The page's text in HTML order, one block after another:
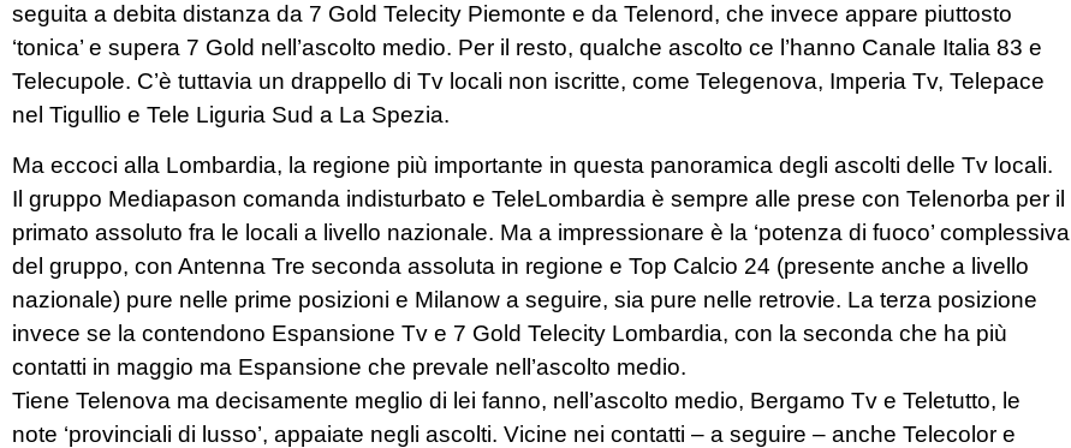
seguita a debita distanza da 7 Gold Telecity Piemonte e da Telenord, che invece appare piuttosto
‘tonica’ e supera 7 Gold nell’ascolto medio. Per il resto, qualche ascolto ce l’hanno Canale Italia 83 e
Telecupole. C’è tuttavia un drappello di Tv locali non iscritte, come Telegenova, Imperia Tv, Telepace
nel Tigullio e Tele Liguria Sud a La Spezia.
Ma eccoci alla Lombardia, la regione più importante in questa panoramica degli ascolti delle Tv locali.
Il gruppo Mediapason comanda indisturbato e TeleLombardia è sempre alle prese con Telenorba per il
primato assoluto fra le locali a livello nazionale. Ma a impressionare è la ‘potenza di fuoco’ complessiva
del gruppo, con Antenna Tre seconda assoluta in regione e Top Calcio 24 (presente anche a livello
nazionale) pure nelle prime posizioni e Milanow a seguire, sia pure nelle retrovie. La terza posizione
invece se la contendono Espansione Tv e 7 Gold Telecity Lombardia, con la seconda che ha più
contatti in maggio ma Espansione che prevale nell’ascolto medio.
Tiene Telenova ma decisamente meglio di lei fanno, nell’ascolto medio, Bergamo Tv e Teletutto, le
note ‘provinciali di lusso’, appaiate negli ascolti. Vicine nei contatti – a seguire – anche Telecolor e